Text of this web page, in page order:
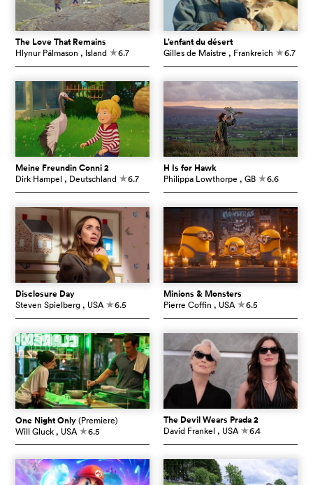
The Love That Remains
Hlynur Pálmason , Island c6.7
L’enfant du désert
Gilles de Maistre , Frankreich c6.7
Meine Freundin Conni 2
Dirk Hampel , Deutschland c6.7
H Is for Hawk
Philippa Lowthorpe , GB c6.6
Disclosure Day
Steven Spielberg , USA c6.5
Minions & Monsters
Pierre Coffin , USA c6.5
One Night Only(Premiere)
Will Gluck , USA c6.5
The Devil Wears Prada 2
David Frankel , USA c6.4